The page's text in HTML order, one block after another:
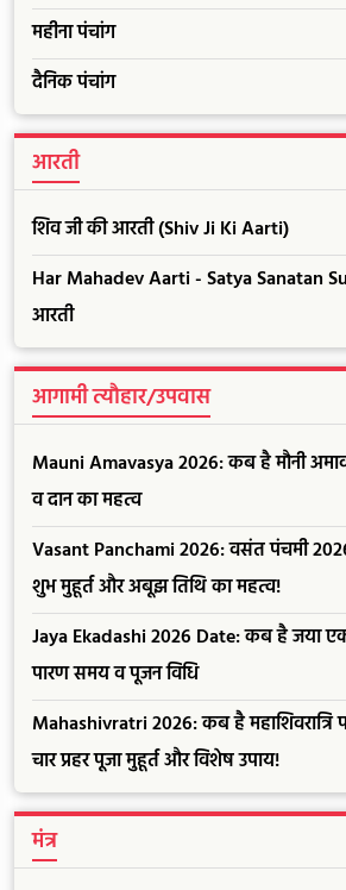
महीना पंचांग
दैनिक पंचांग
आरती
शिव जी की आरती (Shiv Ji Ki Aarti)
Har Mahadev Aarti - Satya Sanatan
आरती
आगामी त्यौहार/उपवास
Mauni Amavasya 2026: कब है मौनी
व दान का महत्व
Vasant Panchami 2026: वसंत पंचमी
शुभ मुहूर्त और अबूझ तिथि का महत्व!
Jaya Ekadashi 2026 Date: कब है जया
पारण समय व पूजन विधि
Mahashivratri 2026: कब है महाशिवरात्रि
चार प्रहर पूजा मुहूर्त और विशेष उपाय!
मंत्र